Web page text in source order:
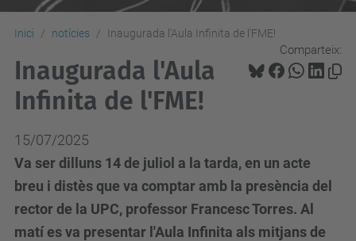
Inici notícies Inaugurada l'Aula Infinita de l'FME!
Comparteix:
Inaugurada l'Aula
Infinita de l'FME!
15/07/2025
Va ser dilluns 14 de juliol a la tarda, en un acte
breu i distès que va comptar amb la presència del
rector de la UPC, professor Francesc Torres. Al
matí es va presentar l'Aula Infinita als mitjans de